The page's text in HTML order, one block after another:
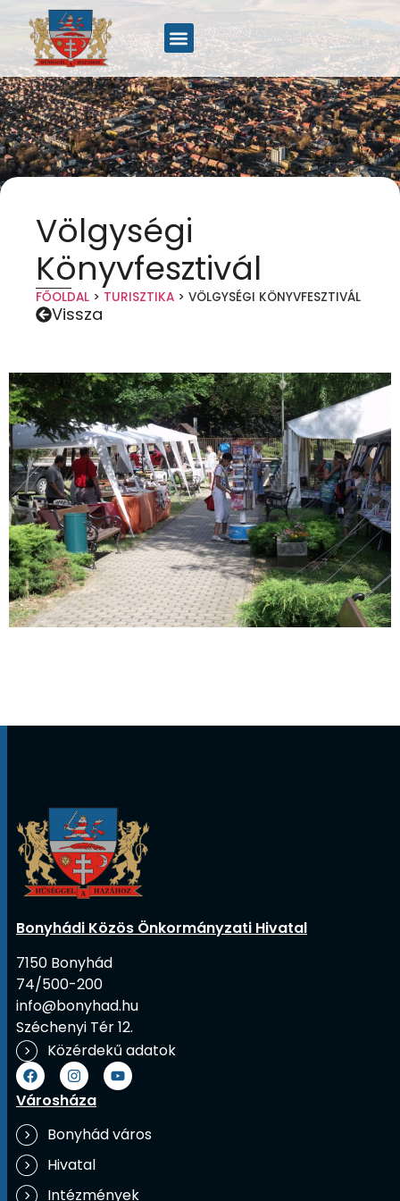
Völgységi
Könyvfesztivál
FŐOLDAL > TURISZTIKA > VÖLGYSÉGI KÖNYVFESZTIVÁL
Vissza
Bonyhádi Közös Önkormányzati Hivatal
7150 Bonyhád
74/500-200
info@bonyhad.hu
Széchenyi Tér 12.
Közérdekű adatok
Városháza
Bonyhád város
Hivatal
Intézmények